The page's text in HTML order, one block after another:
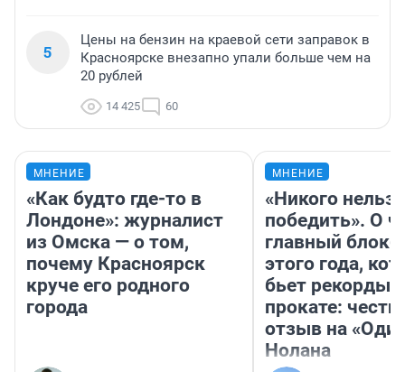
5
Цены на бензин на краевой сети заправок в
Красноярске внезапно упали больше чем на
20 рублей
14 425 60
МНЕНИЕ
«Как будто где-то в
Лондоне»: журналист
из Омска — о том,
почему Красноярск
круче его родного
города
МНЕНИЕ
«Никого нельзя
победить». О
главный
этого года,
бьет рекорды в
прокате:
отзыв на
Нолана